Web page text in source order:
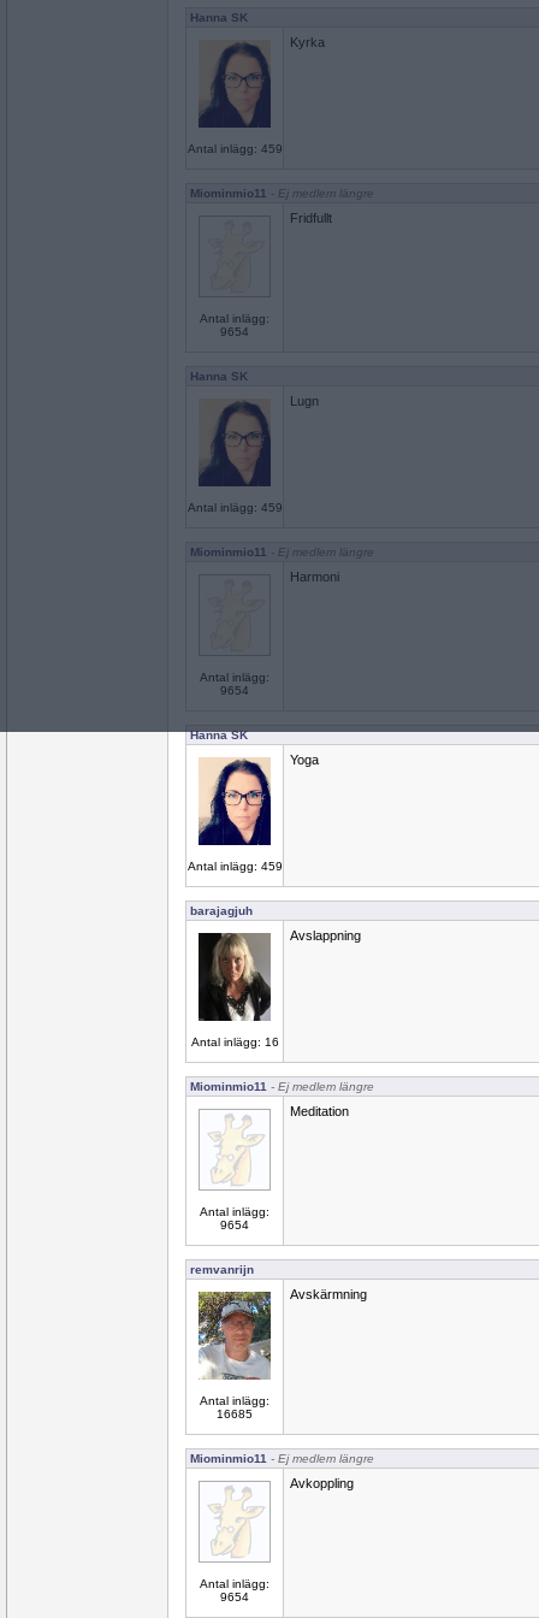
Hanna SK
Antal inlägg: 459
Kyrka
Miominmio11 - Ej medlem längre
Antal inlägg:
9654
Fridfullt
Hanna SK
Antal inlägg: 459
Lugn
Miominmio11 - Ej medlem längre
Antal inlägg:
9654
Harmoni
Hanna SK
Antal inlägg: 459
Yoga
barajagjuh
Antal inlägg: 16
Avslappning
Miominmio11 - Ej medlem längre
Antal inlägg:
9654
Meditation
remvanrijn
Antal inlägg:
16685
Avskärmning
Miominmio11 - Ej medlem längre
Antal inlägg:
9654
Avkoppling